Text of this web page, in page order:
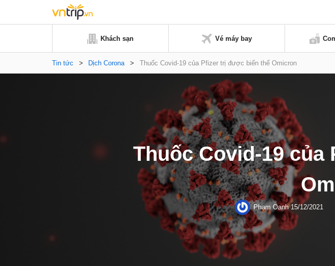
Khách sạn Vé máy bay
Tin tức > Dịch Corona > Thuốc Covid-19 của Pfizer trị được biến thể Omicron
Thuốc Covid-19
Phạm Oanh15/12/2021